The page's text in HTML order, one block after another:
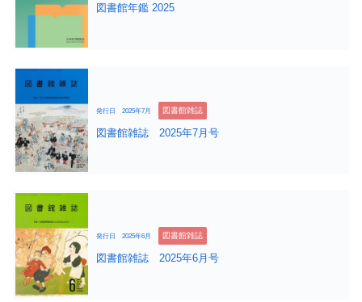
図書館年鑑 2025
発行日 2025年7月 図書館雑誌
図書館雑誌 2025年7月号
発行日 2025年6月 図書館雑誌
図書館雑誌 2025年6月号